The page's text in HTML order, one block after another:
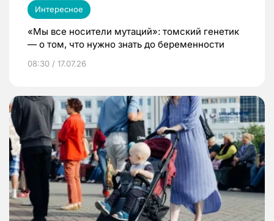
Интересное
«Мы все носители мутаций»: томский генетик
— о том, что нужно знать до беременности
08:30 / 17.07.26